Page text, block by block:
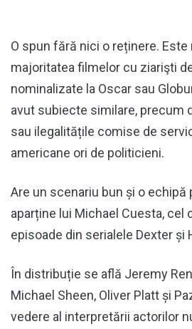
O spun fără nici o reținere.
majoritatea filmelor cu ziarişti
nominalizate la Oscar sau
avut subiecte similare, precum
sau ilegalitățile comise de
americane ori de politicieni.
Are un scenariu bun și o echipă
aparține lui Michael Cuesta, cel
episoade din serialele Dexter și
În distribuție se află Jeremy
Michael Sheen, Oliver Platt și
vedere al interpretării actorilor